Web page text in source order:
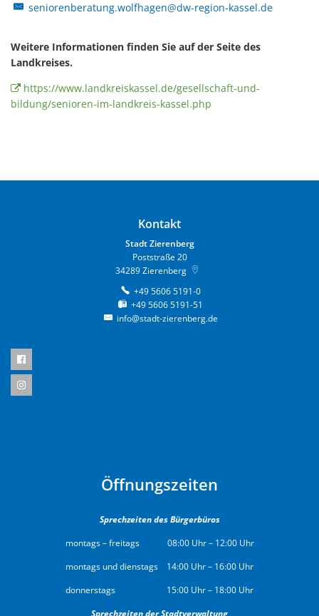
seniorenberatung.wolfhagen@dw-region-kassel.de
Weitere Informationen finden Sie auf der Seite des
Landkreises.
https://www.landkreiskassel.de/gesellschaft-und-
bildung/senioren-im-landkreis-kassel.php
Kontakt
Stadt Zierenberg
Poststraße 20
34289Zierenberg
+49 5606 5191-0
+49 5606 5191-51
info@stadt-zierenberg.de
Öffnungszeiten
Sprechzeiten des Bürgerbüros
montags – freitags 08:00 Uhr – 12:00 Uhr
montags und dienstags 14:00 Uhr – 16:00 Uhr
donnerstags 15:00 Uhr – 18:00 Uhr
Sprechzeiten der Stadtverwaltung